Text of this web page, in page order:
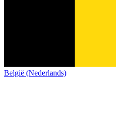
België (Nederlands)